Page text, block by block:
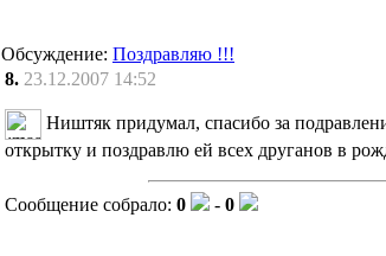
Обсуждение: Поздравляю !!!
8. 23.12.2007 14:52
Ништяк придумал, спасибо за
открытку и поздравлю ей всех друганов в
Сообщение собрало: 0 - 0